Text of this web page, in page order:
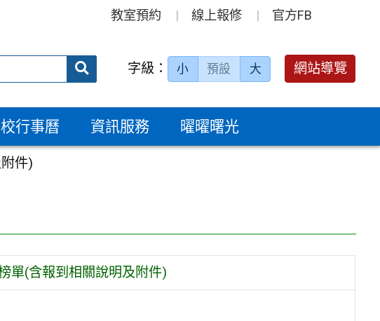
教室預約 線上報修 官方FB
送出 字級： 小 預設 大 網站導覽
行事曆 資訊服務 曜曜曙光
件)
單(含報到相關說明及附件)